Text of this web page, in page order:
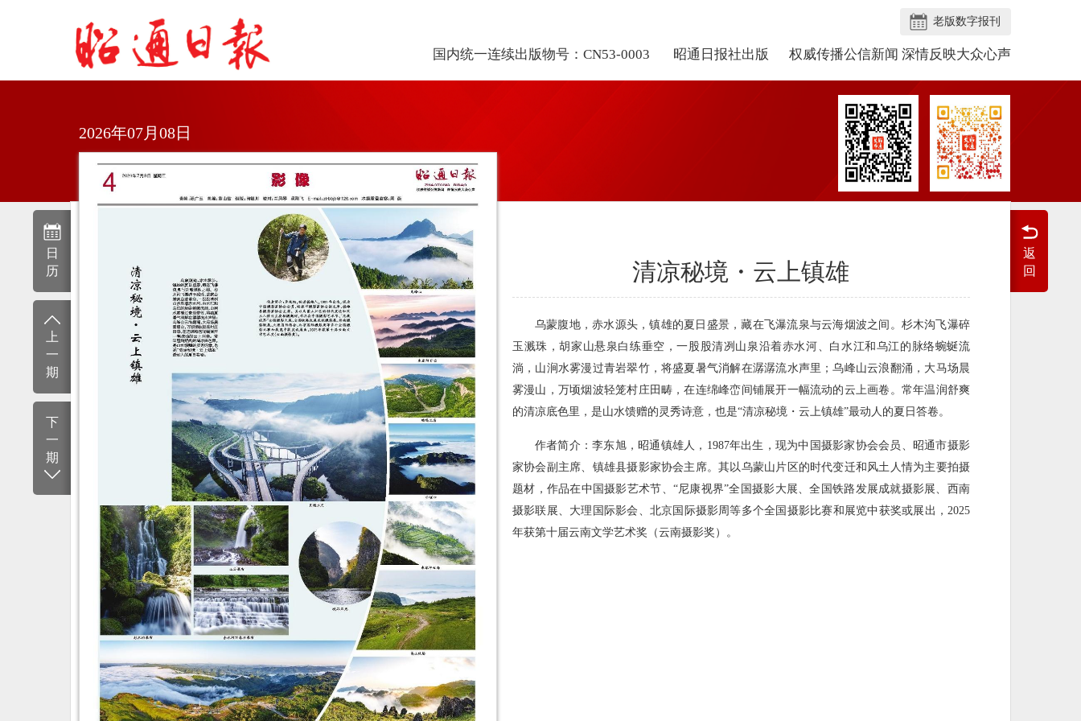
老版数字报刊
国内统一连续出版物号：CN53-0003 昭通日报社出版 权威传播公信新闻 深情反映大众心声
日
历
上
一
期
下
一
期
返
回
2026年07月08日
清凉秘境・云上镇雄
乌蒙腹地，赤水源头，镇雄的夏日盛景，藏在飞瀑流泉与云海烟波之间。杉木沟飞瀑碎
玉溅珠，胡家山悬泉白练垂空，一股股清冽山泉沿着赤水河、白水江和乌江的脉络蜿蜒流
淌，山涧水雾漫过青岩翠竹，将盛夏暑气消解在潺潺流水声里；乌峰山云浪翻涌，大马场晨
雾漫山，万顷烟波轻笼村庄田畴，在连绵峰峦间铺展开一幅流动的云上画卷。常年温润舒爽
的清凉底色里，是山水馈赠的灵秀诗意，也是“清凉秘境・云上镇雄”最动人的夏日答卷。
作者简介：李东旭，昭通镇雄人，1987年出生，现为中国摄影家协会会员、昭通市摄影
家协会副主席、镇雄县摄影家协会主席。其以乌蒙山片区的时代变迁和风土人情为主要拍摄
题材，作品在中国摄影艺术节、“尼康视界”全国摄影大展、全国铁路发展成就摄影展、西南
摄影联展、大理国际影会、北京国际摄影周等多个全国摄影比赛和展览中获奖或展出，2025
年获第十届云南文学艺术奖（云南摄影奖）。